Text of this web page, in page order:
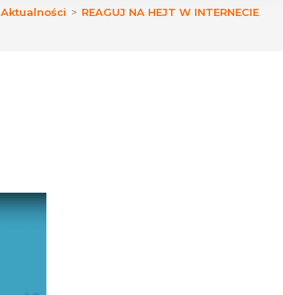
Aktualności > REAGUJ NA HEJT W INTERNECIE